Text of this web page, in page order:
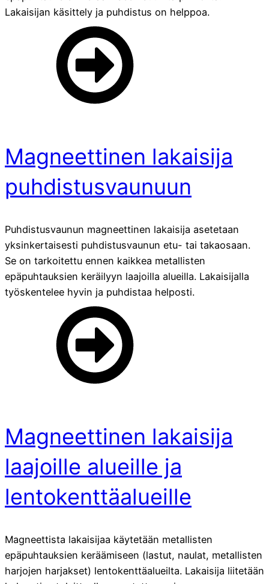
Lakaisijan käsittely ja puhdistus on helppoa.
Magneettinen lakaisija
puhdistusvaunuun
Puhdistusvaunun magneettinen lakaisija asetetaan
yksinkertaisesti puhdistusvaunun etu- tai takaosaan.
Se on tarkoitettu ennen kaikkea metallisten
epäpuhtauksien keräilyyn laajoilla alueilla. Lakaisijalla
työskentelee hyvin ja puhdistaa helposti.
Magneettinen lakaisija
laajoille alueille ja
lentokenttäalueille
Magneettista lakaisijaa käytetään metallisten
epäpuhtauksien keräämiseen (lastut, naulat, metallisten
harjojen harjakset) lentokenttäalueilta. Lakaisija liitetään